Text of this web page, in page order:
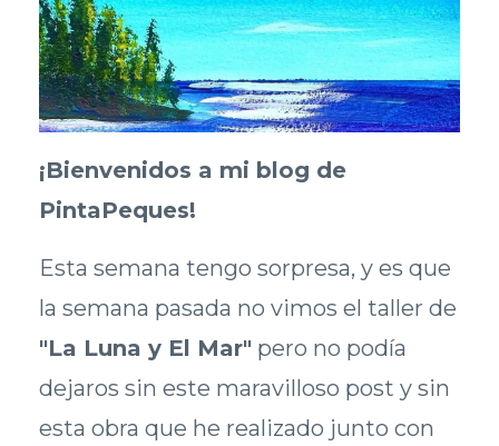
¡Bienvenidos a mi blog de
PintaPeques!
Esta semana tengo sorpresa, y es que
la semana pasada no vimos el taller de
"La Luna y El Mar" pero no podía
dejaros sin este maravilloso post y sin
esta obra que he realizado junto con